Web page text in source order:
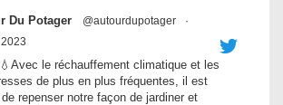
Du Potager @autourdupotager
·
le réchauffement climatique et les
de plus en plus fréquentes, il est
repenser notre façon de jardiner et